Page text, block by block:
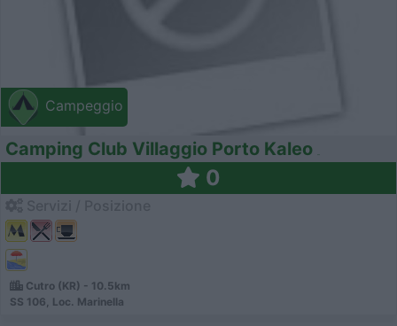
Campeggio
Camping Club Villaggio Porto Kaleo
0
Cutro (KR) - 10.5km
SS 106, Loc. Marinella